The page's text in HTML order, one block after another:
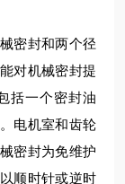
密封和两个径
对机械密封提
括一个密封油
电机室和齿轮
密封为免维护
顺时针或逆时